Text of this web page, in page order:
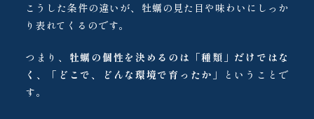
こうした条件の違いが、牡蠣の見た目や味わいにしっか
り表れてくるのです。
つまり、 牡蠣の個性を決めるのは「種類」だけではな
く、「どこで、どんな環境で育ったか」
ということで
す。